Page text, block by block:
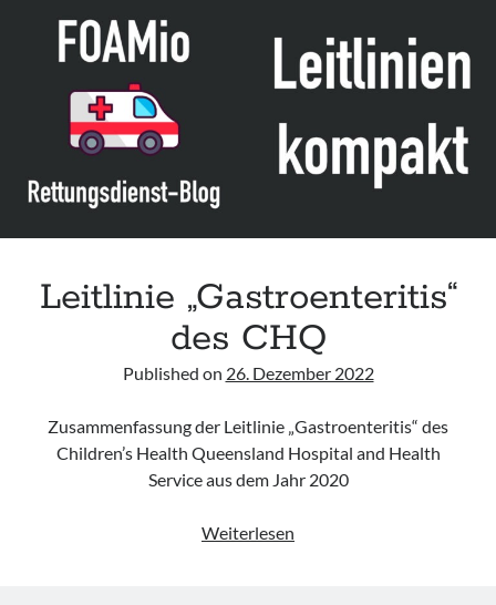
Leitlinie „Gastroenteritis“
des CHQ
Published on 26. Dezember 2022
Zusammenfassung der Leitlinie „Gastroenteritis“ des
Children’s Health Queensland Hospital and Health
Service aus dem Jahr 2020
Weiterlesen